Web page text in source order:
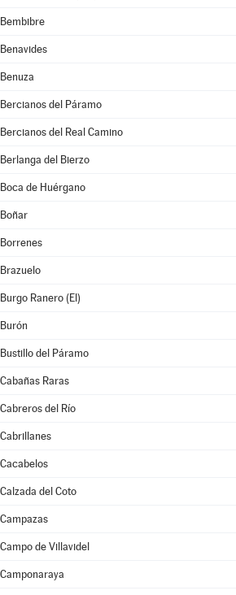
Bembibre
Benavides
Benuza
Bercianos del Páramo
Bercianos del Real Camino
Berlanga del Bierzo
Boca de Huérgano
Boñar
Borrenes
Brazuelo
Burgo Ranero (El)
Burón
Bustillo del Páramo
Cabañas Raras
Cabreros del Río
Cabrillanes
Cacabelos
Calzada del Coto
Campazas
Campo de Villavidel
Camponaraya